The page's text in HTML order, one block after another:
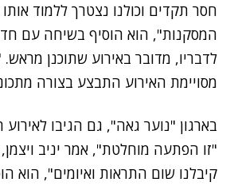
חסר תקדים וכולנו נצטרך ללמוד
לדבריו, מדובר באירוע שתוכנן
מסויימת האירוע התבצע בצורה
בארגון "נוער גאה", גם הגיבו
"זו הפתעה מוחלטת", אמר יניב
קיבלנו שום התראות ואיומים", הוא